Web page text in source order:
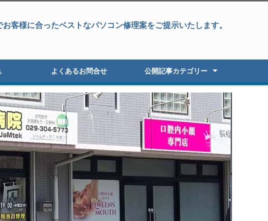
お客様に合ったベストなパソコン修理案をご提示いたします。
よくあるお問合せ 公開記事カテゴリー
パソコン修理
データ復旧&パソコン修理
データ復旧・復元
液晶パネル修理
パソコン高速化
オーダーパソコン
Windowsアップグレード
パソコン初期セットアップ
パソコン販売